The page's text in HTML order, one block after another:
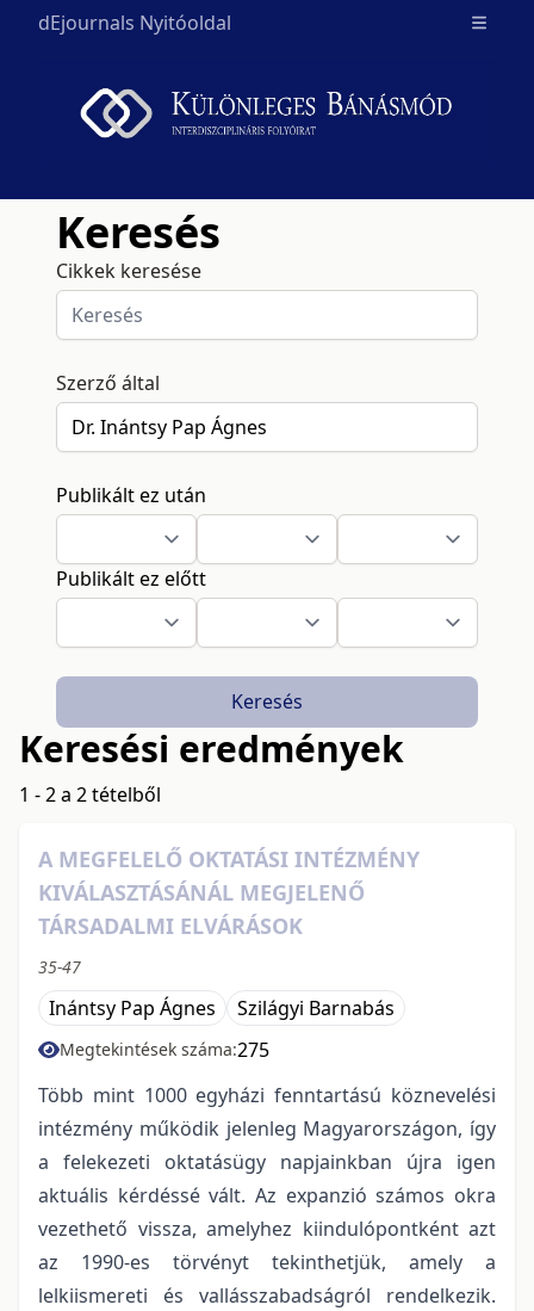
dEjournals Nyitóoldal Open
Keresés
Cikkek keresése
Szerző által
Publikált ez után
Publikált ez előtt
Keresés
Keresési eredmények
1 - 2 a 2 tételből
A MEGFELELŐ OKTATÁSI INTÉZMÉNY
KIVÁLASZTÁSÁNÁL MEGJELENŐ
TÁRSADALMI ELVÁRÁSOK
35-47
Inántsy Pap Ágnes Szilágyi Barnabás
Megtekintések száma:275
Több mint 1000 egyházi fenntartású köznevelési
intézmény működik jelenleg Magyarországon, így
a felekezeti oktatásügy napjainkban újra igen
aktuális kérdéssé vált. Az expanzió számos okra
vezethető vissza, amelyhez kiindulópontként azt
az 1990-es törvényt tekinthetjük, amely a
lelkiismereti és vallásszabadságról rendelkezik.